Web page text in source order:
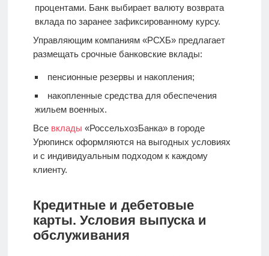
процентами. Банк выбирает валюту возврата
вклада по заранее зафиксированному курсу.
Управляющим компаниям «РСХБ» предлагает
размещать срочные банковские вклады:
пенсионные резервы и накопления;
накопленные средства для обеспечения
жильем военных.
Все вклады «РоссельхозБанка» в городе
Урюпинск оформляются на выгодных условиях
и с индивидуальным подходом к каждому
клиенту.
Кредитные и дебетовые
карты. Условия выпуска и
обслуживания